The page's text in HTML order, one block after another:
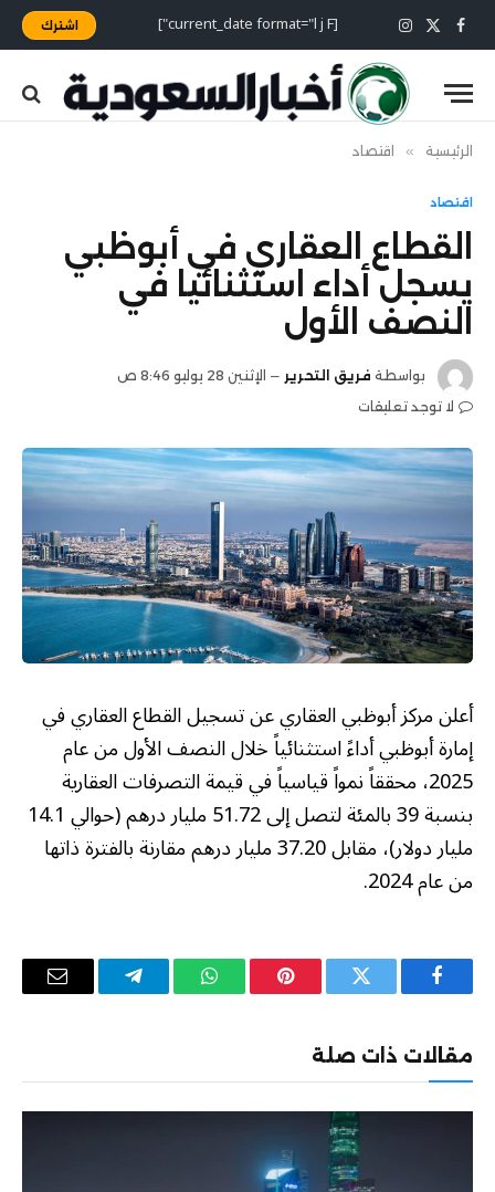
فيسبوك
X
(Twitter)
الانستغرام [current_date format="l j F"] اشترك
الرئيسية » اقتصاد
اقتصاد
القطاع العقاري في أبوظبي
يسجل أداء استثنائيا في
النصف الأول
بواسطة فريق التحرير
الإثنين 28 يوليو 8:46 ص
لا توجد تعليقات
أعلن مركز أبوظبي العقاري عن تسجيل القطاع العقاري في
إمارة أبوظبي أداءً استثنائياً خلال النصف الأول من عام
2025، محققاً نمواً قياسياً في قيمة التصرفات العقارية
بنسبة 39 بالمئة لتصل إلى 51.72 مليار درهم (حوالي 14.1
مليار دولار)، مقابل 37.20 مليار درهم مقارنة بالفترة ذاتها
من عام 2024.
فيسبوك تويتر بينتيريستواتساب تيلقرام
البريد
مقالات ذات صلة